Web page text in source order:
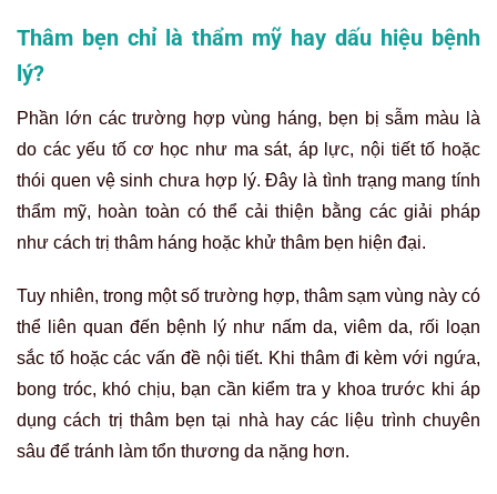
Thâm bẹn chỉ là thẩm mỹ hay dấu hiệu bệnh
lý?
Phần lớn các trường hợp vùng háng, bẹn bị sẫm màu là
do các yếu tố cơ học như ma sát, áp lực, nội tiết tố hoặc
thói quen vệ sinh chưa hợp lý. Đây là tình trạng mang tính
thẩm mỹ, hoàn toàn có thể cải thiện bằng các giải pháp
như cách trị thâm háng hoặc khử thâm bẹn hiện đại.
Tuy nhiên, trong một số trường hợp, thâm sạm vùng này có
thể liên quan đến bệnh lý như nấm da, viêm da, rối loạn
sắc tố hoặc các vấn đề nội tiết. Khi thâm đi kèm với ngứa,
bong tróc, khó chịu, bạn cần kiểm tra y khoa trước khi áp
dụng cách trị thâm bẹn tại nhà hay các liệu trình chuyên
sâu để tránh làm tổn thương da nặng hơn.